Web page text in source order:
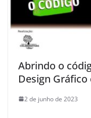
Abrindo o
Design
2 de junho de 2023